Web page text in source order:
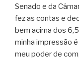
Senado e da
fez as contas e
bem acima dos
minha impressão
meu poder de